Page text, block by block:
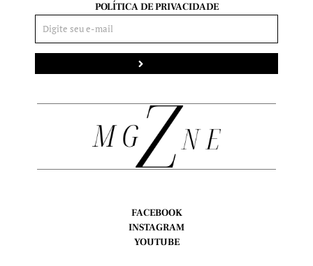
FACEBOOK
INSTAGRAM
YOUTUBE
POLÍTICA DE PRIVACIDADE